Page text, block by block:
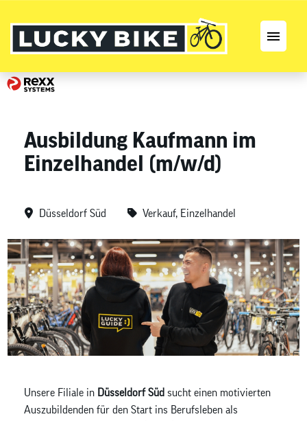
Stellenangebote
Ausbildung Kaufmann im
Einzelhandel (m/w/d)
Düsseldorf Süd Verkauf, Einzelhandel
Unsere Filiale in Düsseldorf Süd sucht einen motivierten
Auszubildenden für den Start ins Berufsleben als